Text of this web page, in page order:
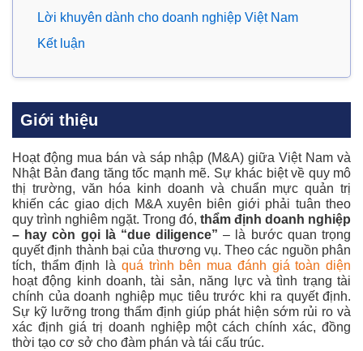
Lời khuyên dành cho doanh nghiệp Việt Nam
Kết luận
Giới thiệu
Hoạt động mua bán và sáp nhập (M&A) giữa Việt Nam và
Nhật Bản đang tăng tốc mạnh mẽ. Sự khác biệt về quy mô
thị trường, văn hóa kinh doanh và chuẩn mực quản trị
khiến các giao dịch M&A xuyên biên giới phải tuân theo
quy trình nghiêm ngặt. Trong đó, thẩm định doanh nghiệp
– hay còn gọi là “due diligence” – là bước quan trọng
quyết định thành bại của thương vụ. Theo các nguồn phân
tích, thẩm định là quá trình bên mua đánh giá toàn diện
hoạt động kinh doanh, tài sản, năng lực và tình trạng tài
chính của doanh nghiệp mục tiêu trước khi ra quyết định.
Sự kỹ lưỡng trong thẩm định giúp phát hiện sớm rủi ro và
xác định giá trị doanh nghiệp một cách chính xác, đồng
thời tạo cơ sở cho đàm phán và tái cấu trúc.